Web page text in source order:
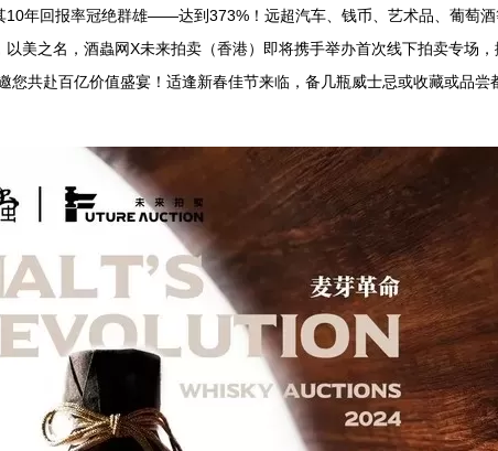
10年回报率冠绝群雄——达到373%！远超汽车、钱币、艺术品、葡萄
以美之名，酒蟲网X未来拍卖（香港）即将携手举办首次线下拍卖专场，
您共赴百亿价值盛宴！适逢新春佳节来临，备几瓶威士忌或收藏或品尝